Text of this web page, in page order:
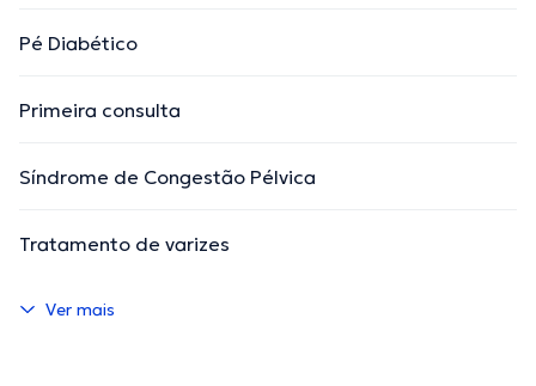
Pé Diabético
Primeira consulta
Síndrome de Congestão Pélvica
Tratamento de varizes
Ver mais